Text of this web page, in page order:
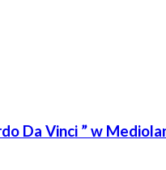
Da Vinci ” w